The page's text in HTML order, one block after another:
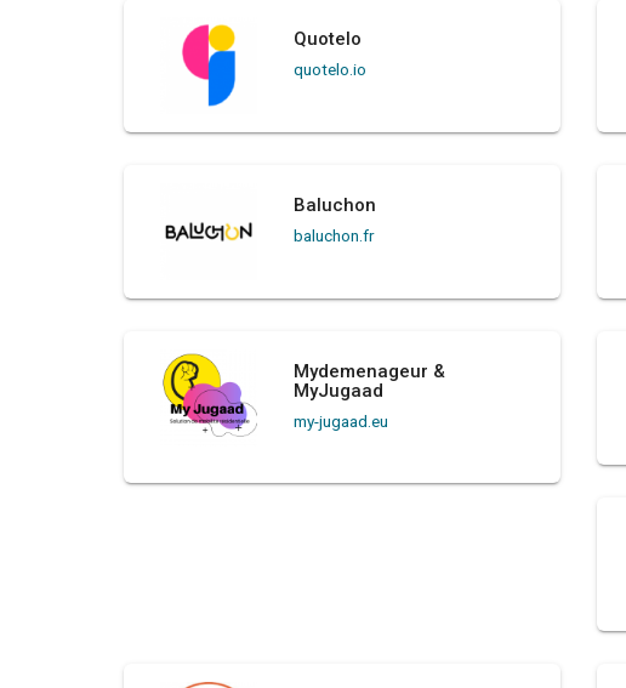
Quotelo
quotelo.io
Baluchon
baluchon.fr
Mydemenageur &
MyJugaad
my-jugaad.eu